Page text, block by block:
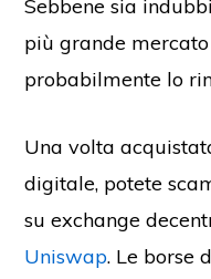
Sebbene sia
più grande
probabilmente lo
Una volta
digitale, potete
su exchange
Uniswap. Le borse